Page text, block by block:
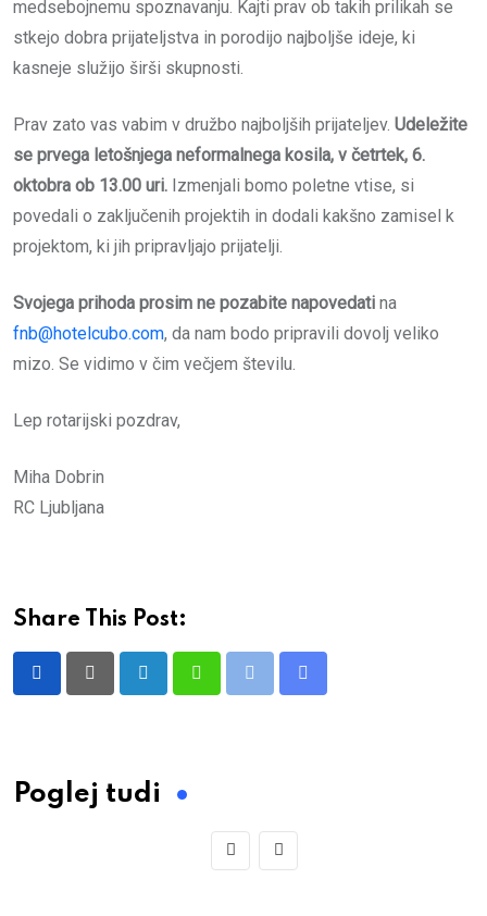
medsebojnemu spoznavanju. Kajti prav ob takih prilikah se
stkejo dobra prijateljstva in porodijo najboljše ideje, ki
kasneje služijo širši skupnosti.
Prav zato vas vabim v družbo najboljših prijateljev. Udeležite
se prvega letošnjega neformalnega kosila, v četrtek, 6.
oktobra ob 13.00 uri. Izmenjali bomo poletne vtise, si
povedali o zaključenih projektih in dodali kakšno zamisel k
projektom, ki jih pripravljajo prijatelji.
Svojega prihoda prosim ne pozabite napovedati na
fnb@hotelcubo.com, da nam bodo pripravili dovolj veliko
mizo. Se vidimo v čim večjem številu.
Lep rotarijski pozdrav,
Miha Dobrin
RC Ljubljana
Share This Post:
Poglej tudi